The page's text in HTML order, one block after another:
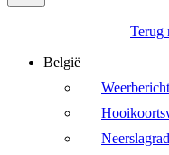
Terug
België